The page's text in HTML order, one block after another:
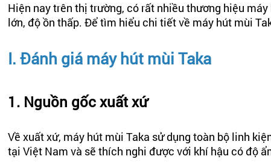
Hiện nay trên thị trường, có rất nhiều thương hiệu
lớn, độ ồn thấp. Để tìm hiểu chi tiết về máy hút mùi
I. Đánh giá máy hút mùi Taka
1. Nguồn gốc xuất xứ
Về xuất xứ, máy hút mùi Taka sử dụng toàn bộ linh
tại Việt Nam và sẽ thích nghi được với khí hậu có độ